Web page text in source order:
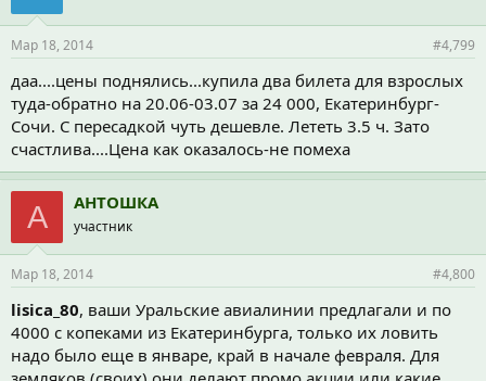
Мар 18, 2014 #4,799
даа....цены поднялись...купила два билета для взрослых
туда-обратно на 20.06-03.07 за 24 000, Екатеринбург-
Сочи. С пересадкой чуть дешевле. Лететь 3.5 ч. Зато
счастлива....Цена как оказалось-не помеха
А АНТОШКА
участник
Мар 18, 2014 #4,800
lisica_80, ваши Уральские авиалинии предлагали и по
4000 с копеками из Екатеринбурга, только их ловить
надо было еще в январе, край в начале февраля. Для